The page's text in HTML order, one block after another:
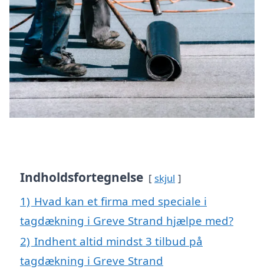
Indholdsfortegnelse skjul
1) Hvad kan et firma med speciale i
tagdækning i Greve Strand hjælpe med?
2) Indhent altid mindst 3 tilbud på
tagdækning i Greve Strand